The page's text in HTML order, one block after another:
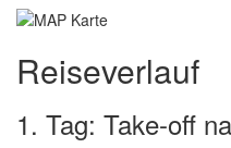
Reiseverlauf
1. Tag: Take-off